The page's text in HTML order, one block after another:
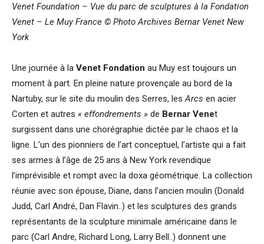
Venet Foundation – Vue du parc de sculptures à la Fondation
Venet – Le Muy France © Photo Archives Bernar Venet New
York
Une journée à la Venet Fondation au Muy est toujours un
moment à part. En pleine nature provençale au bord de la
Nartuby, sur le site du moulin des Serres, lesArcs en acier
Corten et autres « effondrements » de Bernar Venet
surgissent dans une chorégraphie dictée par le chaos et la
ligne. L’un des pionniers de l’art conceptuel, l’artiste qui a fait
ses armes à l’âge de 25 ans à New York revendique
l’imprévisible et rompt avec la doxa géométrique. La collection
réunie avec son épouse, Diane, dans l’ancien moulin (Donald
Judd, Carl André, Dan Flavin..) et les sculptures des grands
représentants de la sculpture minimale américaine dans le
parc (Carl Andre, Richard Long, Larry Bell..) donnent une